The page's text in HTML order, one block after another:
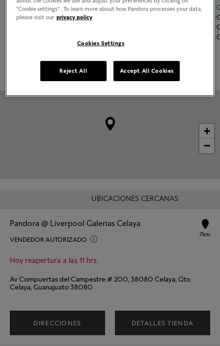
Jueves
11:00
Viernes
+
−
UBICACIONES CERCANAS
Pandora @ Liverpool Galerias Celaya
VENDEDOR AUTORIZADO
Hoy reapertura a las 11 hrs.
7km
Av Compuertas del Campestre # 200, 38080 Celaya, Gto
Celaya, Guanajuato 38080
DIRECCIONES DETALLES TIENDA
"Cookie settings" . To learn more about how Pandora processes your data,
please visit our privacy policy
Cookies Settings
Reject All Accept All Cookies